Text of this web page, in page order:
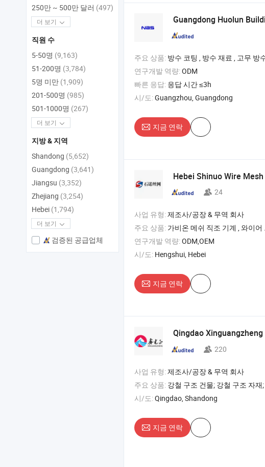
Guangdong Huolun
주요 상품: 방수 코팅 , 방수 재료 , 고무 방수 코팅 , K11 범용 방수 코팅 , 고탄력 및 유연한 방수
연구개발 역량:ODM
빠른 응답: 응답 시간 ≤3h
시/도:Guangzhou, Guangdong
지금 연락
Hebei Shinuo Wire
24
사업 유형:제조사/공장 & 무역 회사
주요 상품: 가비온 메쉬 직조 기계 , 와이어 메쉬 직조 기계 , 와이어 메쉬 용접 기계
연구개발 역량:ODM,OEM
시/도: Hengshui, Hebei
지금 연락
Qingdao
220
사업 유형:제조사/공장 & 무역 회사
주요 상품: 강철 구조 건물; 강철 구조 자재; 샌드위치 패널; 컨테이너 하우스; 주조 철
시/도:Qingdao, Shandong
지금 연락
250만 ~ 500만 달러 (497)
더 보기
직원 수
5-50명 (9,163)
51-200명 (3,784)
5명 미만 (1,909)
201-500명 (985)
501-1000명 (267)
더 보기
지방 & 지역
Shandong (5,652)
Guangdong (3,641)
Jiangsu (3,352)
Zhejiang (3,254)
Hebei (1,794)
더 보기
검증된 공급업체